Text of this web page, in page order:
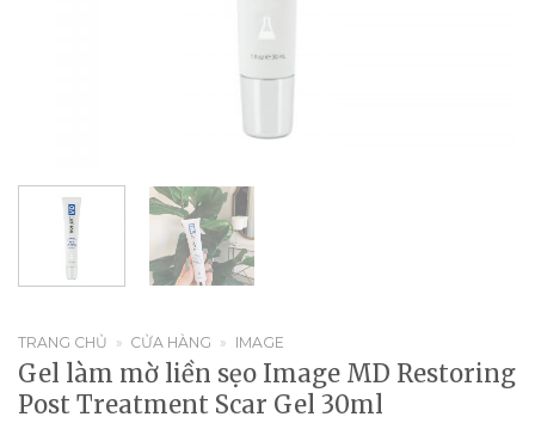
TRANG CHỦ » CỬA HÀNG » IMAGE
Gel làm mờ liền sẹo Image MD Restoring
Post Treatment Scar Gel 30ml